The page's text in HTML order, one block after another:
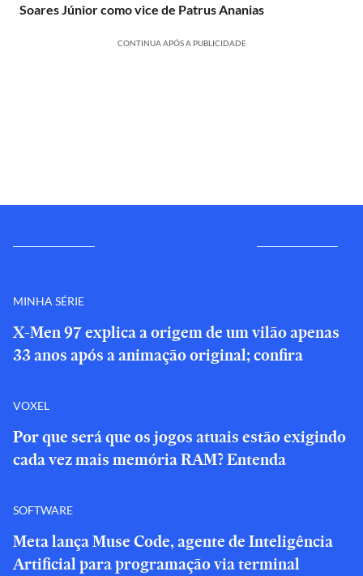
Soares Júnior como vice de Patrus Ananias
CONTINUA APÓS A PUBLICIDADE
MINHA SÉRIE
X-Men 97 explica a origem de um vilão apenas
33 anos após a animação original; confira
VOXEL
Por que será que os jogos atuais estão exigindo
cada vez mais memória RAM? Entenda
SOFTWARE
Meta lança Muse Code, agente de Inteligência
Artificial para programação via terminal